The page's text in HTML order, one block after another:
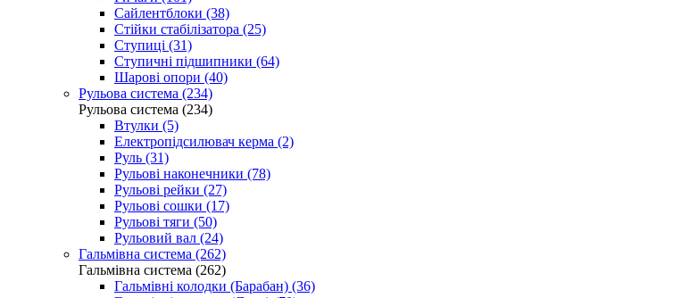
Сайлентблоки (38)
Стійки стабілізатора (25)
Ступиці (31)
Ступичні підшипники (64)
Шарові опори (40)
Рульова система (234)
Рульова система (234)
Втулки (5)
Електропідсилювач керма (2)
Руль (31)
Рульові наконечники (78)
Рульові рейки (27)
Рульові сошки (17)
Рульові тяги (50)
Рульовий вал (24)
Гальмівна система (262)
Гальмівна система (262)
Гальмівні колодки (Барабан) (36)